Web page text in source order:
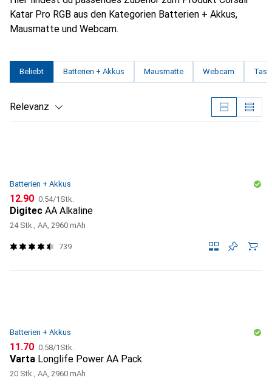
Katar Pro RGB aus den Kategorien Batterien + Akkus,
Mausmatte und Webcam.
Beliebt Batterien + Akkus Mausmatte Webcam
Relevanz
Batterien + Akkus
CHF
12.90 CHF
0.54/1Stk.
Digitec AA Alkaline
24 Stk., AA, 2960 mAh
739
Batterien + Akkus
CHF
11.70 CHF
0.58/1Stk.
Varta Longlife Power AA Pack
20 Stk., AA, 2960 mAh